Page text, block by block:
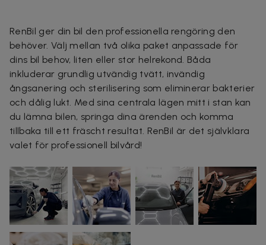
RenBil ger din bil den professionella rengöring den
behöver. Välj mellan två olika paket anpassade för
dins bil behov, liten eller stor helrekond. Båda
inkluderar grundlig utvändig tvätt, invändig
ångsanering och sterilisering som eliminerar bakterier
och dålig lukt. Med sina centrala lägen mitt i stan kan
du lämna bilen, springa dina ärenden och komma
tillbaka till ett fräscht resultat. RenBil är det självklara
valet för professionell bilvård!